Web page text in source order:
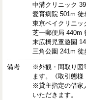
中溝クリニック
愛育病院 501m 徒
東京ベイクリニッ
芝一郵便局 440m
末広橋児童遊園
三角公園 241m 徒
備考
※外観・間取り図
ます。《取引態
※貸主指定の借家
いただきます。